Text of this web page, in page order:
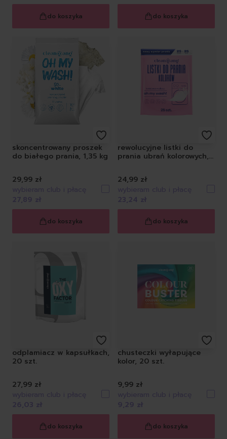
do koszyka do koszyka
skoncentrowany proszek
do białego prania, 1,35 kg
29,99 zł
do koszyka
rewolucyjne listki do
prania ubrań kolorowych,
24,99 zł
do koszyka
odplamiacz w kapsułkach,
20 szt.
27,99 zł
do koszyka
chusteczki wyłapujące
kolor, 20 szt.
9,99 zł
do koszyka